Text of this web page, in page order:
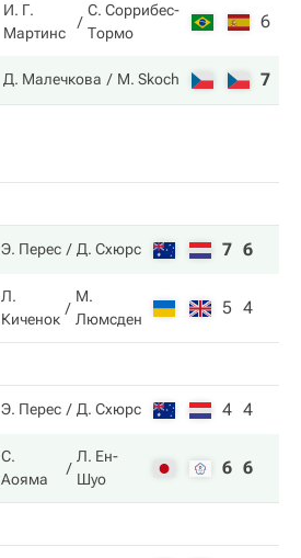
И. Г.
Мартинс
С. Соррибес-
Тормо
6
Д. Малечкова M. Skoch 7
Э. Перес Д. Схюрс 7 6
Л.
Киченок
М.
Люмсден
5 4
Э. Перес Д. Схюрс 4 4
С.
Аояма
Л. Ен-
Шуо
6 6